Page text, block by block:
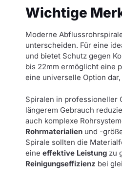
Wichtige
Moderne
unterscheiden. Für eine
und bietet Schutz gegen
bis 22mm ermöglicht eine
eine universelle Option
Spiralen in professioneller
längerem Gebrauch
auch komplexe
Rohrmaterialien und -
Spirale sollten die
eine effektive Leistung zu
Reinigungseffizienz bei